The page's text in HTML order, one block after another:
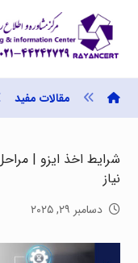
مقالات مفید
نیاز
دسامبر ۲۹, ۲۰۲۵